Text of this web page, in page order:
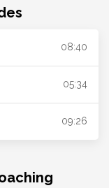
08:40
05:34
09:26